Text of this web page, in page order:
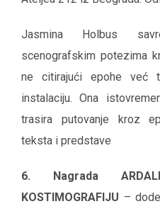
Jasmina Holbus
scenografskim potezima
ne citirajući epohe već
instalaciju. Ona
trasira putovanje kroz
teksta i predstave
6. Nagrada
KOSTIMOGRAFIJU –